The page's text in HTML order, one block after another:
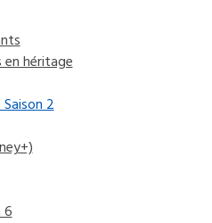
héritage
2
6